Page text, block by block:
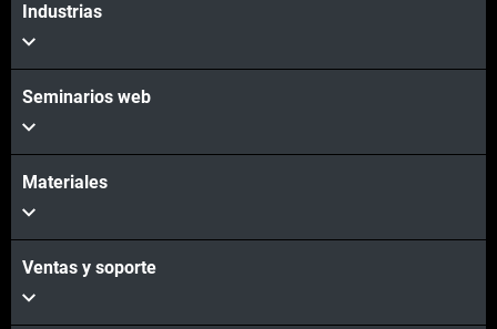
Industrias
Seminarios web
Materiales
Ventas y soporte